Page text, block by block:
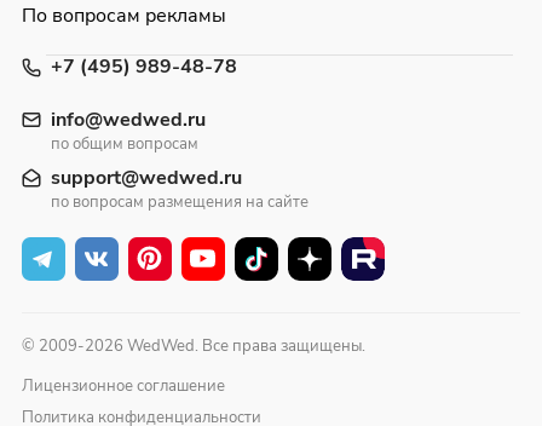
+7 (495) 989-48-78
info@wedwed.ru
по общим вопросам
support@wedwed.ru
по вопросам размещения на сайте
По вопросам рекламы
© 2009-2026 WedWed. Все права защищены.
Лицензионное соглашение
Политика конфиденциальности